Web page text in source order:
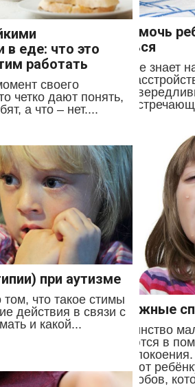
Как помочь
питаться
Никто не знает
РАС
так
часто
в еде: что это
работать
своего
четко дают понять,
а что – нет....
Возможные
Большинство
нуждаются в
помогают
из способов,
при аутизме
что такое стимы
действия в связи с
и какой...